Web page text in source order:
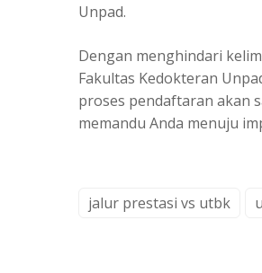
Unpad.
Dengan menghindari
Fakultas Kedokteran
proses pendaftaran akan
memandu Anda menuju
jalur prestasi vs utbk